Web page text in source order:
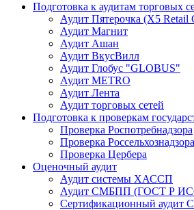
Подготовка к аудитам торговых
Аудит Пятерочка (X5 Retail
Аудит Магнит
Аудит Ашан
Аудит ВкусВилл
Аудит Глобус "GLOBUS"
Аудит METRO
Аудит Лента
Аудит торговых сетей
Подготовка к проверкам
Проверка Роспотребнадзора
Проверка Россельхознадзора
Проверка Цербера
Оценочный аудит
Аудит системы ХАССП
Аудит СМБПП (ГОСТ Р
Сертификационный